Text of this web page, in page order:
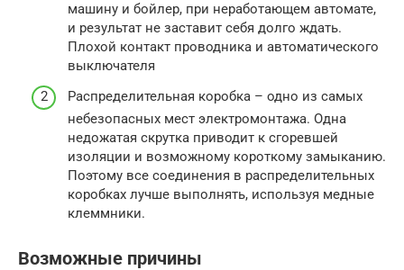
машину и бойлер, при неработающем автомате,
и результат не заставит себя долго ждать.
Плохой контакт проводника и автоматического
выключателя
Распределительная коробка – одно из самых
небезопасных мест электромонтажа. Одна
недожатая скрутка приводит к сгоревшей
изоляции и возможному короткому замыканию.
Поэтому все соединения в распределительных
коробках лучше выполнять, используя медные
клеммники.
Возможные причины